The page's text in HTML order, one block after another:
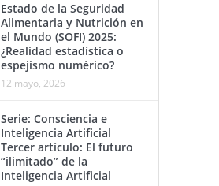
Estado de la Seguridad
Alimentaria y Nutrición en
el Mundo (SOFI) 2025:
¿Realidad estadística o
espejismo numérico?
12 mayo, 2026
Serie: Consciencia e
Inteligencia Artificial
Tercer artículo: El futuro
“ilimitado” de la
Inteligencia Artificial